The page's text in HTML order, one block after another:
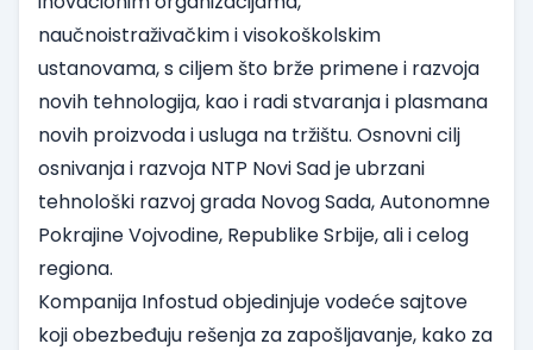
naučnoistraživačkim i visokoškolskim
ustanovama, s ciljem što brže primene i razvoja
novih tehnologija, kao i radi stvaranja i plasmana
novih proizvoda i usluga na tržištu. Osnovni cilj
osnivanja i razvoja NTP Novi Sad je ubrzani
tehnološki razvoj grada Novog Sada, Autonomne
Pokrajine Vojvodine, Republike Srbije, ali i celog
regiona.
Kompanija Infostud objedinjuje vodeće sajtove
koji obezbeđuju rešenja za zapošljavanje, kako za